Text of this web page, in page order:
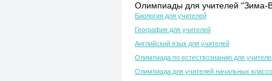
Олимпиады для учителей "Зима-
Биология для учителей
География для учителей
Английский язык для учителей
Олимпиада по естествознанию для
Олимпиада для учителей начальных